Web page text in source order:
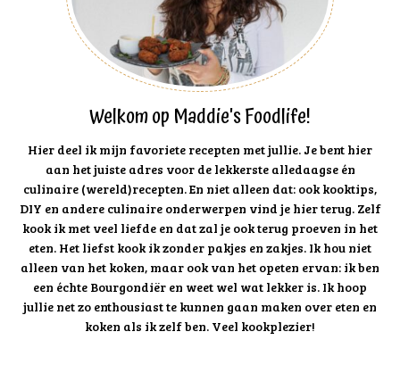
Welkom op Maddie's Foodlife!
Hier deel ik mijn favoriete recepten met jullie. Je bent hier
aan het juiste adres voor de lekkerste alledaagse én
culinaire (wereld)recepten. En niet alleen dat: ook kooktips,
DIY en andere culinaire onderwerpen vind je hier terug. Zelf
kook ik met veel liefde en dat zal je ook terug proeven in het
eten. Het liefst kook ik zonder pakjes en zakjes. Ik hou niet
alleen van het koken, maar ook van het opeten ervan: ik ben
een échte Bourgondiër en weet wel wat lekker is. Ik hoop
jullie net zo enthousiast te kunnen gaan maken over eten en
koken als ik zelf ben. Veel kookplezier!